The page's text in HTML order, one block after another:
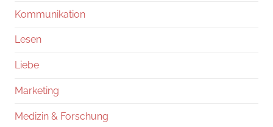
Kommunikation
Lesen
Liebe
Marketing
Medizin & Forschung